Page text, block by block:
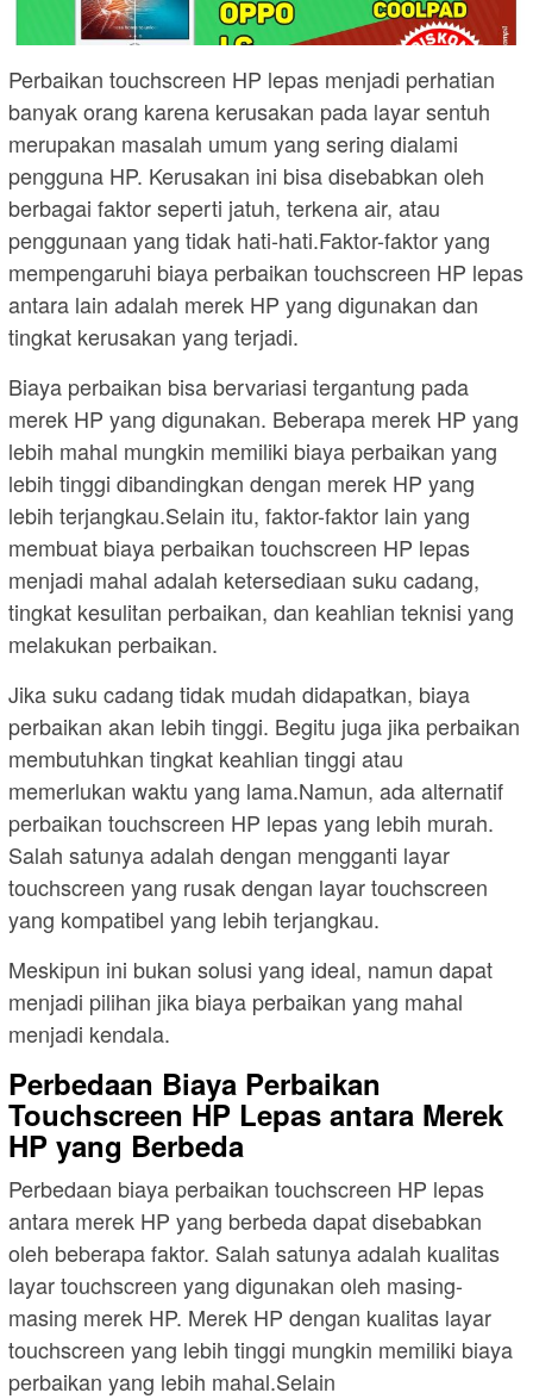
Perbaikan touchscreen HP lepas menjadi perhatian
banyak orang karena kerusakan pada layar sentuh
merupakan masalah umum yang sering dialami
pengguna HP. Kerusakan ini bisa disebabkan oleh
berbagai faktor seperti jatuh, terkena air, atau
penggunaan yang tidak hati-hati.Faktor-faktor yang
mempengaruhi biaya perbaikan touchscreen HP lepas
antara lain adalah merek HP yang digunakan dan
tingkat kerusakan yang terjadi.
Biaya perbaikan bisa bervariasi tergantung pada
merek HP yang digunakan. Beberapa merek HP yang
lebih mahal mungkin memiliki biaya perbaikan yang
lebih tinggi dibandingkan dengan merek HP yang
lebih terjangkau.Selain itu, faktor-faktor lain yang
membuat biaya perbaikan touchscreen HP lepas
menjadi mahal adalah ketersediaan suku cadang,
tingkat kesulitan perbaikan, dan keahlian teknisi yang
melakukan perbaikan.
Jika suku cadang tidak mudah didapatkan, biaya
perbaikan akan lebih tinggi. Begitu juga jika perbaikan
membutuhkan tingkat keahlian tinggi atau
memerlukan waktu yang lama.Namun, ada alternatif
perbaikan touchscreen HP lepas yang lebih murah.
Salah satunya adalah dengan mengganti layar
touchscreen yang rusak dengan layar touchscreen
yang kompatibel yang lebih terjangkau.
Meskipun ini bukan solusi yang ideal, namun dapat
menjadi pilihan jika biaya perbaikan yang mahal
menjadi kendala.
Perbedaan Biaya Perbaikan
Touchscreen HP Lepas antara Merek
HP yang Berbeda
Perbedaan biaya perbaikan touchscreen HP lepas
antara merek HP yang berbeda dapat disebabkan
oleh beberapa faktor. Salah satunya adalah kualitas
layar touchscreen yang digunakan oleh masing-
masing merek HP. Merek HP dengan kualitas layar
touchscreen yang lebih tinggi mungkin memiliki biaya
perbaikan yang lebih mahal.Selain